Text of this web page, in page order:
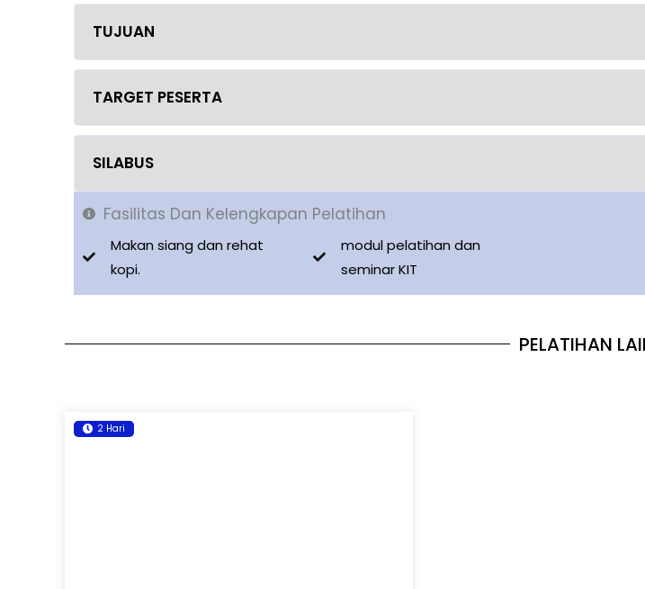
TUJUAN
TARGET PESERTA
SILABUS
Fasilitas Dan Kelengkapan Pelatihan
Makan siang dan rehat
kopi.
modul pelatihan dan
seminar KIT
PELATIHAN
2 Hari